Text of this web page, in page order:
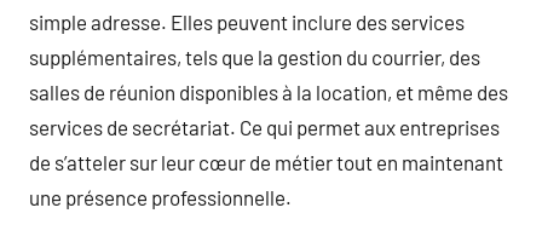
simple adresse. Elles peuvent inclure des services
supplémentaires, tels que la gestion du courrier, des
salles de réunion disponibles à la location, et même des
services de secrétariat. Ce qui permet aux entreprises
de s’atteler sur leur cœur de métier tout en maintenant
une présence professionnelle.